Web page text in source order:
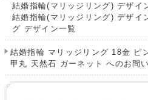
結婚指輪(マリッジリング) デザイ
結婚指輪(マリッジリング) デザイ
グ デザイン一覧
結婚指輪 マリッジリング 18金 ピ
甲丸 天然石 ガーネット へのお問